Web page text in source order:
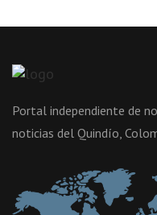
Portal independiente de
noticias del Quindío,